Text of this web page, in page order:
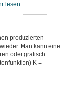
lesen
produzierten
Man kann eine
oder grafisch
K =